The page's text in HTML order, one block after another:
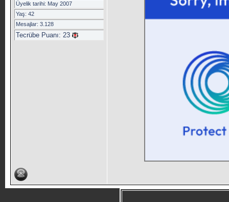
Üyelik tarihi: May 2007
Yaş: 42
Mesajlar: 3.128
Tecrübe Puanı: 23